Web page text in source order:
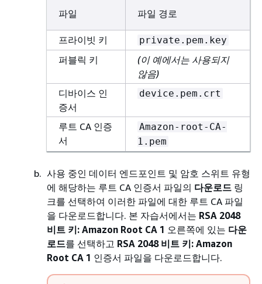
파일 파일 경로
프라이빗 키 private.pem.key
퍼블릭 키
(이 예에서는 사용되지
않음)
디바이스 인
증서
device.pem.crt
루트 CA 인증
서
Amazon-root-CA-
1.pem
사용 중인 데이터 엔드포인트 및 암호 스위트 유형
에 해당하는 루트 CA 인증서 파일의 다운로드 링
크를 선택하여 이러한 파일에 대한 루트 CA 파일
을 다운로드합니다. 본 자습서에서는 RSA 2048
비트 키: Amazon Root CA 1 오른쪽에 있는 다운
로드를 선택하고 RSA 2048 비트 키: Amazon
Root CA 1 인증서 파일을 다운로드합니다.